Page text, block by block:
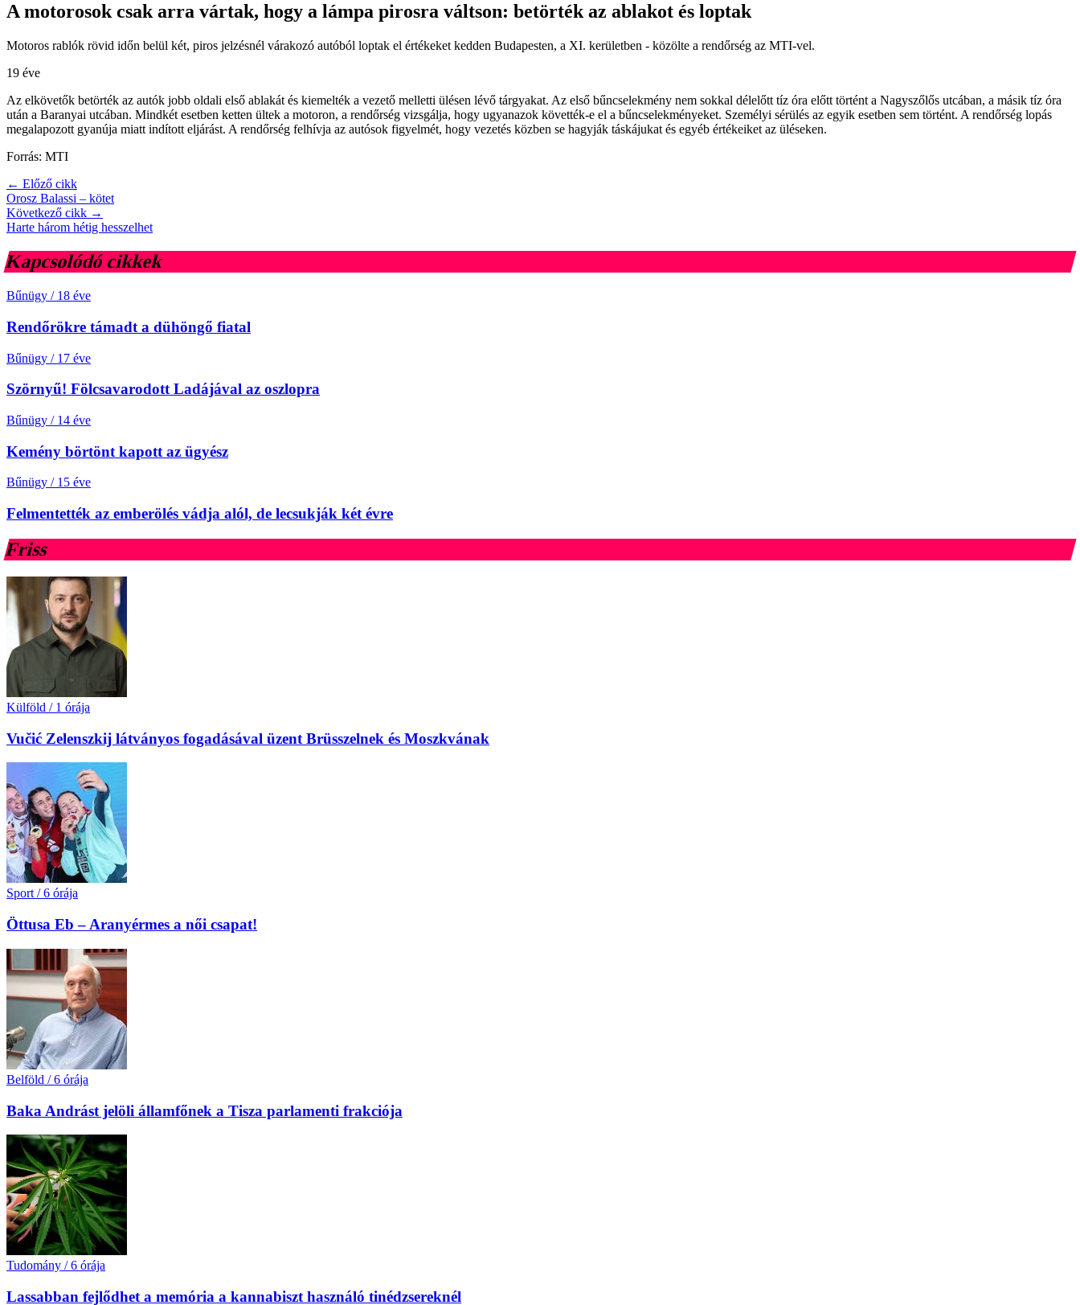
A motorosok csak arra vártak, hogy a lámpa pirosra váltson: betörték az ablakot és loptak
Motoros rablók rövid időn belül két, piros jelzésnél várakozó autóból loptak el értékeket kedden Budapesten, a XI. kerületben - közölte a rendőrség az MTI-vel.
19 éve
Az elkövetők betörték az autók jobb oldali első ablakát és kiemelték a vezető melletti ülésen lévő tárgyakat. Az első bűncselekmény nem sokkal délelőtt tíz óra előtt történt a Nagyszőlős utcában, a másik tíz óra
után a Baranyai utcában. Mindkét esetben ketten ültek a motoron, a rendőrség vizsgálja, hogy ugyanazok követték-e el a bűncselekményeket. Személyi sérülés az egyik esetben sem történt. A rendőrség lopás
megalapozott gyanúja miatt indított eljárást. A rendőrség felhívja az autósok figyelmét, hogy vezetés közben se hagyják táskájukat és egyéb értékeiket az üléseken.
Forrás: MTI
← Előző cikk
Orosz Balassi – kötet
Következő cikk →
Harte három hétig hesszelhet
Kapcsolódó cikkek
Bűnügy / 18 éve
Rendőrökre támadt a dühöngő fiatal
Bűnügy / 17 éve
Szörnyű! Fölcsavarodott Ladájával az oszlopra
Bűnügy / 14 éve
Kemény börtönt kapott az ügyész
Bűnügy / 15 éve
Felmentették az emberölés vádja alól, de lecsukják két évre
Friss
Külföld / 1 órája
Vučić Zelenszkij látványos fogadásával üzent Brüsszelnek és Moszkvának
Sport / 6 órája
Öttusa Eb – Aranyérmes a női csapat!
Belföld / 6 órája
Baka Andrást jelöli államfőnek a Tisza parlamenti frakciója
Tudomány / 6 órája
Lassabban fejlődhet a memória a kannabiszt használó tinédzsereknél